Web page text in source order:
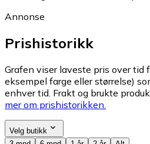
Annonse
Prishistorikk
Grafen viser laveste pris over tid
eksempel farge eller størrelse)
enhver tid. Frakt og brukte
mer om prishistorikken.
Velg butikk